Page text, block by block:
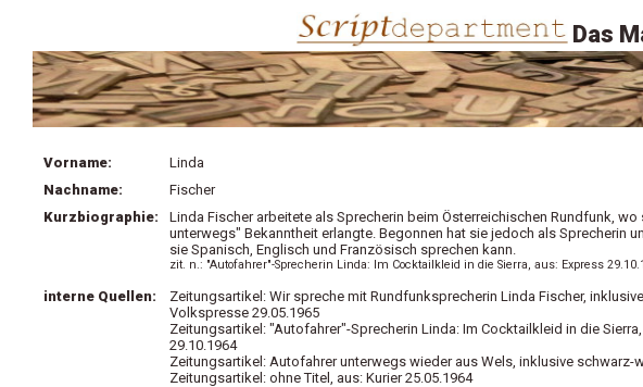
Das
Vorname:
Linda
Nachname:
Fischer
Kurzbiographie:
Linda Fischer arbeitete als Sprecherin beim Österreichischen Rundfunk,
unterwegs" Bekanntheit erlangte. Begonnen hat sie jedoch als Sprecherin
sie Spanisch, Englisch und Französisch sprechen kann.
zit. n.: "Autofahrer"-Sprecherin Linda: Im Cocktailkleid in die Sierra, aus: Express
interne Quellen:
Zeitungsartikel: Wir spreche mit Rundfunksprecherin Linda Fischer,
Volkspresse 29.05.1965
Zeitungsartikel: "Autofahrer"-Sprecherin Linda: Im Cocktailkleid in die
29.10.1964
Zeitungsartikel: Autofahrer unterwegs wieder aus Wels, inklusive schwarz-
Zeitungsartikel: ohne Titel, aus: Kurier 25.05.1964